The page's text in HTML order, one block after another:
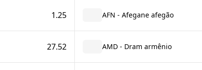
1.25 AFN - Afegane afegão
27.52 AMD - Dram armênio